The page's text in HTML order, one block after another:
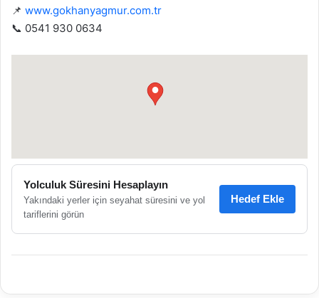
📌 www.gokhanyagmur.com.tr
📞 0541 930 0634
●
Yolculuk Süresini Hesaplayın
Yakındaki yerler için seyahat süresini ve yol
tariflerini görün
Hedef Ekle